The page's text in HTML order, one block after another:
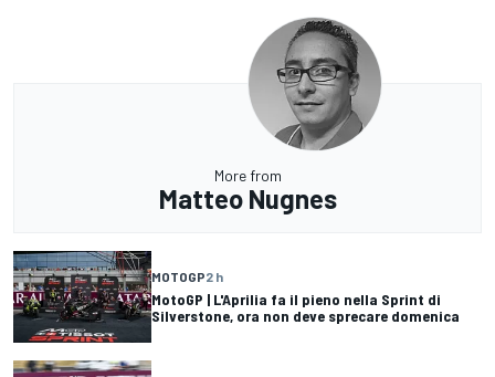
More from
Matteo Nugnes
MOTOGP2 h
MotoGP | L'Aprilia fa il pieno nella Sprint di
Silverstone, ora non deve sprecare domenica